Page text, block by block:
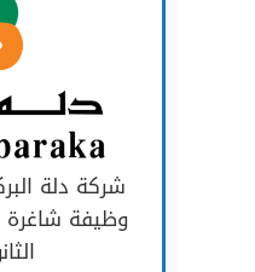
وظيفة شاغرة